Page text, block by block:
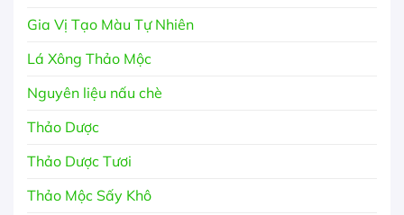
Gia Vị Tạo Màu Tự Nhiên
Lá Xông Thảo Mộc
Nguyên liệu nấu chè
Thảo Dược
Thảo Dược Tươi
Thảo Mộc Sấy Khô